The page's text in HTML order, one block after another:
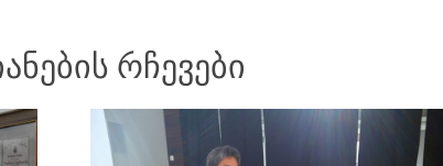
რჩევები